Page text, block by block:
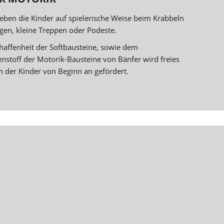
die Kinder auf spielerische Weise beim Krabbeln
kleine Treppen oder Podeste.
der Softbausteine, sowie dem
der Motorik-Bausteine von Bänfer wird freies
der Kinder von Beginn an gefördert.